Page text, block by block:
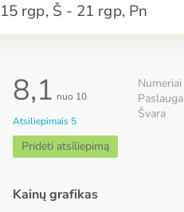
15 rgp, Š - 21 rgp, Pn
8,1 nuo 10
Atsiliepimais 5
Pridėti atsiliepimą
Numeriai
Paslauga
Švara
Kainų grafikas